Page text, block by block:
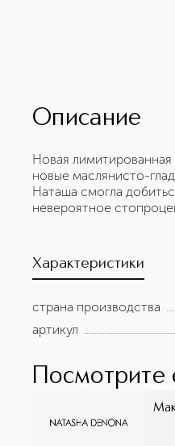
Описание
Новая лимитированная
новые маслянисто-
Наташа смогла
невероятное
Характеристики
страна производства
артикул
Посмотрите